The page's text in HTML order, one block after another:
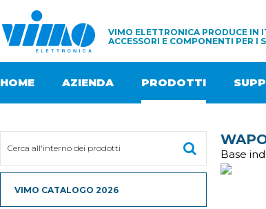
VIMO ELETTRONICA PRODUCE IN
ACCESSORI E COMPONENTI PER I
HOME AZIENDA PRODOTTI
VIMO CATALOGO 2026
Base